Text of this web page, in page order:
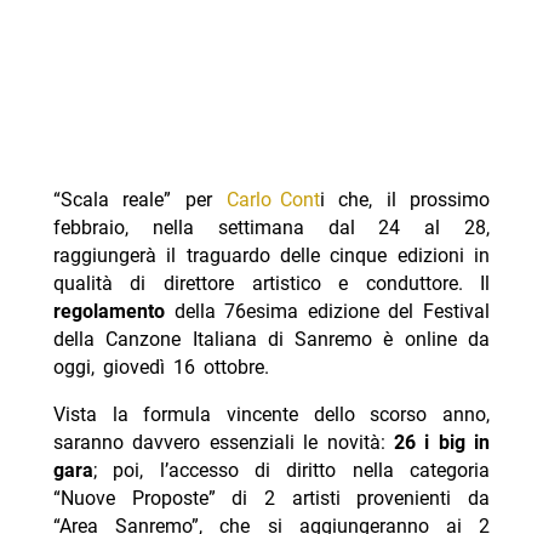
“Scala reale” per Carlo Conti che, il prossimo
febbraio, nella settimana dal 24 al 28,
raggiungerà il traguardo delle cinque edizioni in
qualità di direttore artistico e conduttore. Il
regolamentodella 76esima edizione del Festival
della Canzone Italiana di Sanremo è online da
oggi, giovedì 16 ottobre.
Vista la formula vincente dello scorso anno,
saranno davvero essenziali le novità: 26 i big in
gara; poi, l’accesso di diritto nella categoria
“Nuove Proposte” di 2 artisti provenienti da
“Area Sanremo”, che si aggiungeranno ai 2